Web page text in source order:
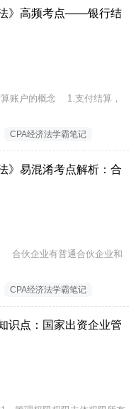
》高频考点——银行结
账户的概念 1.支付结算，
CPA经济法学霸笔记
》易混淆考点解析：合
合伙企业有普通合伙企业和
CPA经济法学霸笔记
识点：国家出资企业管